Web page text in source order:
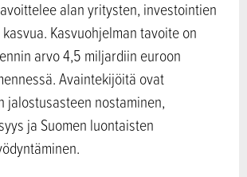
alan yritysten, investointien
Kasvuohjelman tavoite on
arvo 4,5 miljardiin euroon
Avaintekijöitä ovat
jalostusasteen nostaminen,
ja Suomen luontaisten